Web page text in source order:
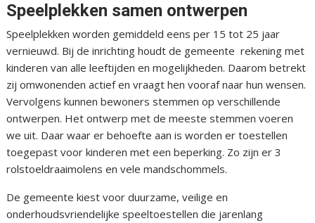
Speelplekken samen ontwerpen
Speelplekken worden gemiddeld eens per 15 tot 25 jaar
vernieuwd. Bij de inrichting houdt de gemeente rekening met
kinderen van alle leeftijden en mogelijkheden. Daarom betrekt
zij omwonenden actief en vraagt hen vooraf naar hun wensen.
Vervolgens kunnen bewoners stemmen op verschillende
ontwerpen. Het ontwerp met de meeste stemmen voeren
we uit. Daar waar er behoefte aan is worden er toestellen
toegepast voor kinderen met een beperking. Zo zijn er 3
rolstoeldraaimolens en vele mandschommels.
De gemeente kiest voor duurzame, veilige en
onderhoudsvriendelijke speeltoestellen die jarenlang